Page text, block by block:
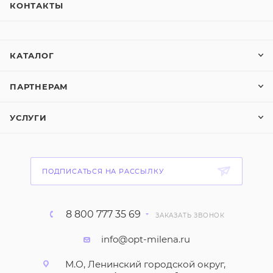
КОНТАКТЫ
КАТАЛОГ
ПАРТНЕРАМ
УСЛУГИ
ПОДПИСАТЬСЯ НА РАССЫЛКУ
8 800 777 35 69 ЗАКАЗАТЬ ЗВОНОК
info@opt-milena.ru
М.О, Ленинский городской округ,